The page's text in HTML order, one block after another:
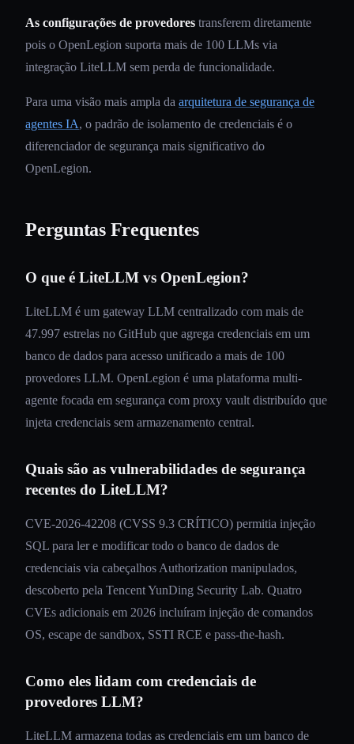
As configurações de provedores transferem diretamente
pois o OpenLegion suporta mais de 100 LLMs via
integração LiteLLM sem perda de funcionalidade.
Para uma visão mais ampla da arquitetura de segurança de
agentes IA, o padrão de isolamento de credenciais é o
diferenciador de segurança mais significativo do
OpenLegion.
Perguntas Frequentes
O que é LiteLLM vs OpenLegion?
LiteLLM é um gateway LLM centralizado com mais de
47.997 estrelas no GitHub que agrega credenciais em um
banco de dados para acesso unificado a mais de 100
provedores LLM. OpenLegion é uma plataforma multi-
agente focada em segurança com proxy vault distribuído que
injeta credenciais sem armazenamento central.
Quais são as vulnerabilidades de segurança
recentes do LiteLLM?
CVE-2026-42208 (CVSS 9.3 CRÍTICO) permitia injeção
SQL para ler e modificar todo o banco de dados de
credenciais via cabeçalhos Authorization manipulados,
descoberto pela Tencent YunDing Security Lab. Quatro
CVEs adicionais em 2026 incluíram injeção de comandos
OS, escape de sandbox, SSTI RCE e pass-the-hash.
Como eles lidam com credenciais de
provedores LLM?
LiteLLM armazena todas as credenciais em um banco de